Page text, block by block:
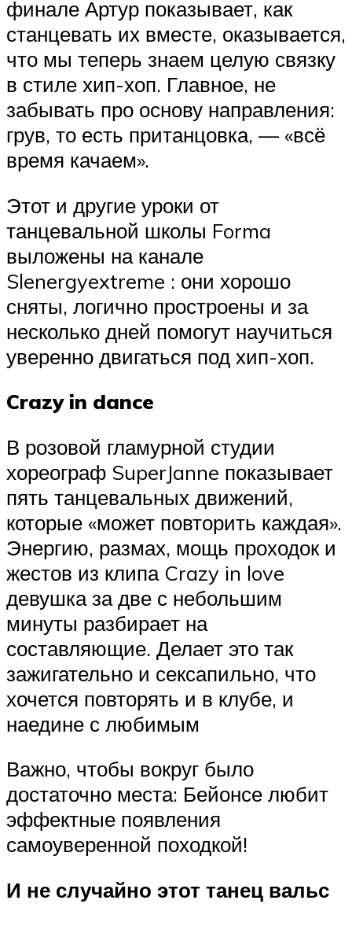
финале Артур показывает, как
станцевать их вместе, оказывается,
что мы теперь знаем целую связку
в стиле хип-хоп. Главное, не
забывать про основу направления:
грув, то есть пританцовка, — «всё
время качаем».
Этот и другие уроки от
танцевальной школы Forma
выложены на канале
Slenergyextreme : они хорошо
сняты, логично простроены и за
несколько дней помогут научиться
уверенно двигаться под хип-хоп.
Crazy in dance
В розовой гламурной студии
хореограф SuperJanne показывает
пять танцевальных движений,
которые «может повторить каждая».
Энергию, размах, мощь проходок и
жестов из клипа Crazy in love
девушка за две с небольшим
минуты разбирает на
составляющие. Делает это так
зажигательно и сексапильно, что
хочется повторять и в клубе, и
наедине с любимым
Важно, чтобы вокруг было
достаточно места: Бейонсе любит
эффектные появления
самоуверенной походкой!
И не случайно этот танец вальс